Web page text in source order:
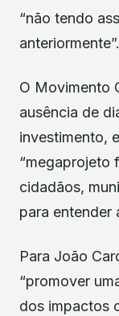
“não tendo
anteriormente”.
O Movimento
ausência de
investimento,
“megaprojeto
cidadãos,
para entender
Para João
“promover
dos impactos